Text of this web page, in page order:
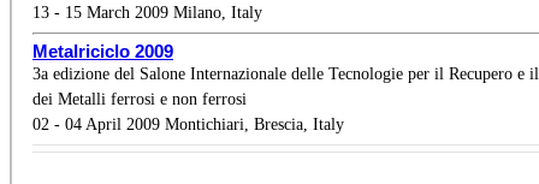
13 - 15 March 2009 Milano, Italy
Metalriciclo 2009
3a edizione del Salone Internazionale delle Tecnologie per il Recupero e
dei Metalli ferrosi e non ferrosi
02 - 04 April 2009 Montichiari, Brescia, Italy